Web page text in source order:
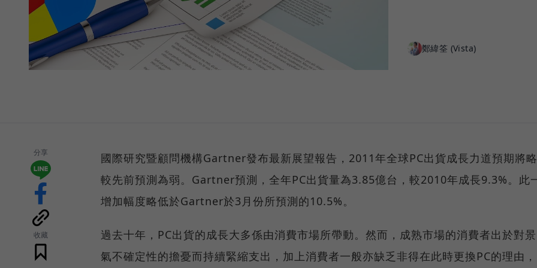
鄭緯筌 (Vista)
分享
收藏
國際研究暨顧問機構Gartner發布最新展望報告，2011年全球PC出貨成長力道預期將略
較先前預測為弱。Gartner預測，全年PC出貨量為3.85億台，較2010年成長9.3%。此
增加幅度略低於Gartner於3月份所預測的10.5%。
過去十年，PC出貨的成長大多係由消費市場所帶動。然而，成熟市場的消費者出於對景
氣不確定性的擔憂而持續緊縮支出，加上消費者一般亦缺乏非得在此時更換PC的理由，